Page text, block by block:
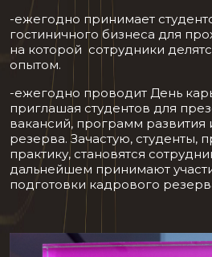
-ежегодно принимает
гостиничного бизнеса для
на которой сотрудники
опытом.
-ежегодно проводит День
приглашая студентов для
вакансий, программ развития
резерва. Зачастую, студенты,
практику, становятся
дальнейшем принимают
подготовки кадрового